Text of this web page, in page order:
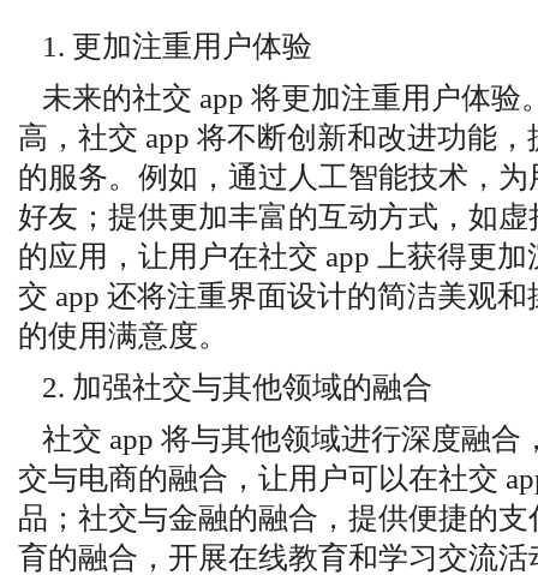
1. 更加注重用户体验
未来的社交 app 将更加注重用户体
高，社交 app 将不断创新和改进功能
的服务。例如，通过人工智能技术，
好友；提供更加丰富的互动方式，如
的应用，让用户在社交 app 上获得更
交 app 还将注重界面设计的简洁美观
的使用满意度。
2. 加强社交与其他领域的融合
社交 app 将与其他领域进行深度融
交与电商的融合，让用户可以在社交
品；社交与金融的融合，提供便捷的
育的融合，开展在线教育和学习交流